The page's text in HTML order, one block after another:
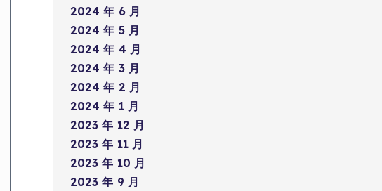
2024 年 6 月
2024 年 5 月
2024 年 4 月
2024 年 3 月
2024 年 2 月
2024 年 1 月
2023 年 12 月
2023 年 11 月
2023 年 10 月
2023 年 9 月